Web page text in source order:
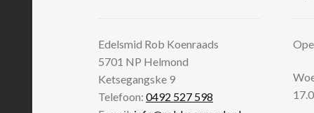
Edelsmid Rob Koenraads
5701 NP Helmond
Ketsegangske 9
Telefoon:0492 527 598